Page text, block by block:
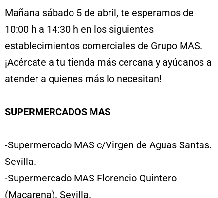
Mañana sábado 5 de abril, te esperamos de
10:00 h a 14:30 h en los siguientes
establecimientos comerciales de Grupo MAS.
¡Acércate a tu tienda más cercana y ayúdanos a
atender a quienes más lo necesitan!
SUPERMERCADOS MAS
-Supermercado MAS c/Virgen de Aguas Santas.
Sevilla.
-Supermercado MAS Florencio Quintero
(Macarena). Sevilla.